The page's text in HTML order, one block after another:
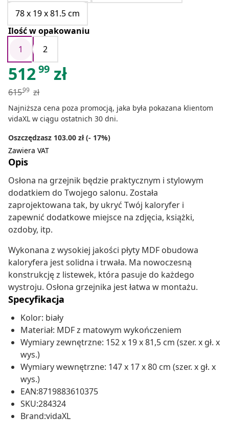
78 x 19 x 81.5 cm
Ilość w opakowaniu
1
2
51299 zł
61599 zł
Najniższa cena poza promocją, jaka była pokazana klientom
vidaXL w ciągu ostatnich 30 dni.
Oszczędzasz 103.00 zł (- 17%)
Zawiera VAT
Opis
Osłona na grzejnik będzie praktycznym i stylowym
dodatkiem do Twojego salonu. Została
zaprojektowana tak, by ukryć Twój kaloryfer i
zapewnić dodatkowe miejsce na zdjęcia, książki,
ozdoby, itp.
Wykonana z wysokiej jakości płyty MDF obudowa
kaloryfera jest solidna i trwała. Ma nowoczesną
konstrukcję z listewek, która pasuje do każdego
wystroju. Osłona grzejnika jest łatwa w montażu.
Specyfikacja
Kolor: biały
Materiał: MDF z matowym wykończeniem
Wymiary zewnętrzne: 152 x 19 x 81,5 cm (szer. x gł. x
wys.)
Wymiary wewnętrzne: 147 x 17 x 80 cm (szer. x gł. x
wys.)
EAN:8719883610375
SKU:284324
Brand:vidaXL